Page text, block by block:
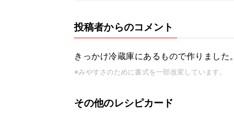
投稿者からのコメント
きっかけ冷蔵庫にあるもので作りました。
※みやすさのために書式を一部改変しています。
その他のレシピカード